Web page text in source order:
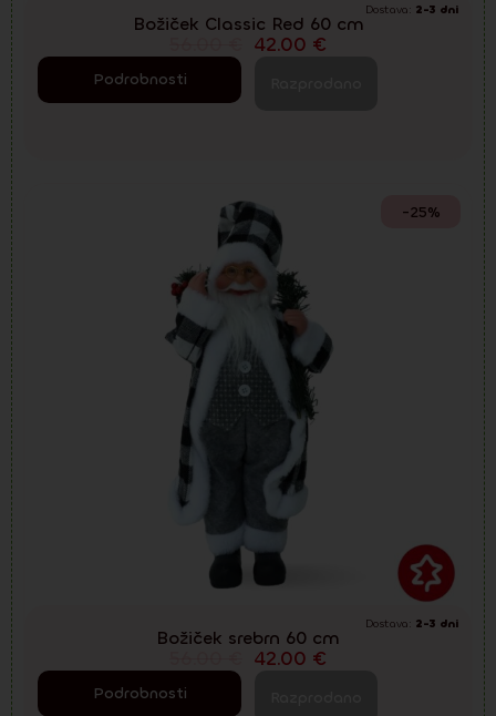
Dostava: 2-3 dni
Božiček Classic Red 60 cm
42.00 €
Podrobnosti
-25%
Dostava: 2-3 dni
Božiček srebrn 60 cm
42.00 €
Podrobnosti